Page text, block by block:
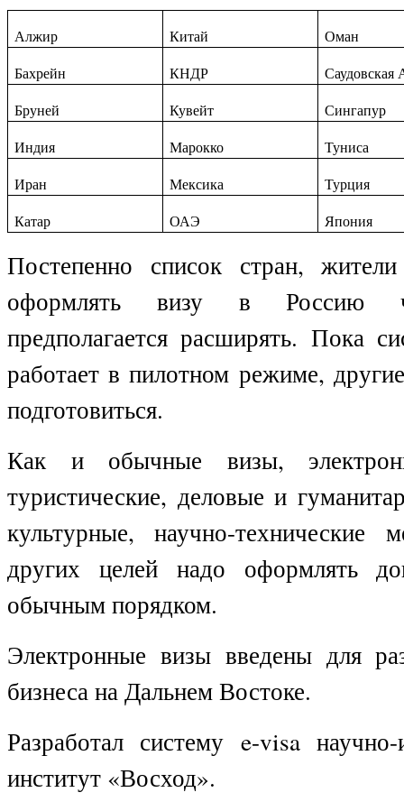
Алжир Китай
Оман
Бахрейн
КНДР
Саудовская
Бруней
Кувейт
Сингапур
Индия
Марокко
Туниса
Иран
Мексика
Турция
Катар
ОАЭ Япония
Постепенно список стран,
оформлять визу в Россию
предполагается расширять. Пока
работает в пилотном режиме,
подготовиться.
Как и обычные визы,
туристические, деловые и
культурные, научно-технические
других целей надо оформлять
обычным порядком.
Электронные визы введены для
бизнеса на Дальнем Востоке.
Разработал систему e-visa научно-
институт «Восход».